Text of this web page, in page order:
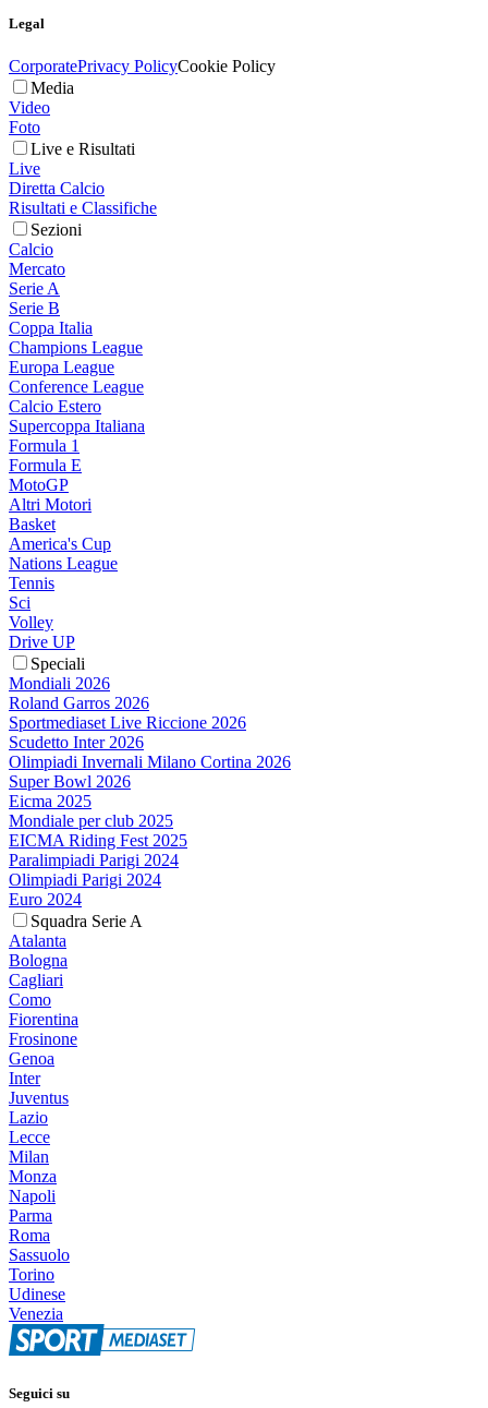
Legal
CorporatePrivacy PolicyCookie Policy
Media
Video
Foto
Live e Risultati
Live
Diretta Calcio
Risultati e Classifiche
Sezioni
Calcio
Mercato
Serie A
Serie B
Coppa Italia
Champions League
Europa League
Conference League
Calcio Estero
Supercoppa Italiana
Formula 1
Formula E
MotoGP
Altri Motori
Basket
America's Cup
Nations League
Tennis
Sci
Volley
Drive UP
Speciali
Mondiali 2026
Roland Garros 2026
Sportmediaset Live Riccione 2026
Scudetto Inter 2026
Olimpiadi Invernali Milano Cortina 2026
Super Bowl 2026
Eicma 2025
Mondiale per club 2025
EICMA Riding Fest 2025
Paralimpiadi Parigi 2024
Olimpiadi Parigi 2024
Euro 2024
Squadra Serie A
Atalanta
Bologna
Cagliari
Como
Fiorentina
Frosinone
Genoa
Inter
Juventus
Lazio
Lecce
Milan
Monza
Napoli
Parma
Roma
Sassuolo
Torino
Udinese
Venezia
Seguici su